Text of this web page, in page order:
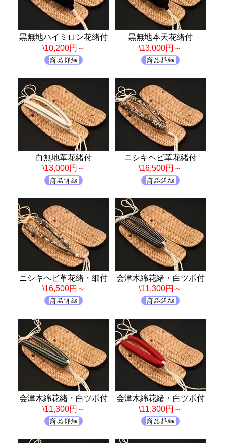
黒無地ハイミロン花緒付
\10,200円～
黒無地本天花緒付
\13,000円～
白無地革花緒付
\13,000円～
ニシキヘビ革花緒付
\16,500円～
ニシキヘビ革花緒・細付
\16,500円～
会津木綿花緒・白ツボ付
\11,300円～
会津木綿花緒・白ツボ付
\11,300円～
会津木綿花緒・白ツボ付
\11,300円～